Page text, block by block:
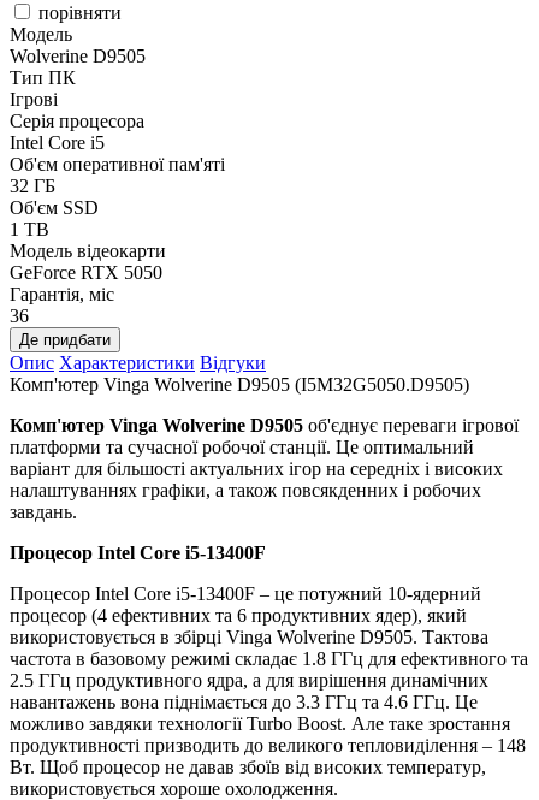
порівняти
Модель
Wolverine D9505
Тип ПК
Ігрові
Серія процесора
Intel Core i5
Об'єм оперативної пам'яті
32 ГБ
Об'єм SSD
1 TB
Модель відеокарти
GeForce RTX 5050
Гарантія, міс
36
Де придбати
Опис Характеристики Відгуки
Комп'ютер Vinga Wolverine D9505 (I5M32G5050.D9505)
Комп'ютер Vinga Wolverine D9505 об'єднує переваги ігрової
платформи та сучасної робочої станції. Це оптимальний
варіант для більшості актуальних ігор на середніх і високих
налаштуваннях графіки, а також повсякденних і робочих
завдань.
Процесор Intel Core i5-13400F
Процесор Intel Core i5-13400F – це потужний 10-ядерний
процесор (4 ефективних та 6 продуктивних ядер), який
використовується в збірці Vinga Wolverine D9505. Тактова
частота в базовому режимі складає 1.8 ГГц для ефективного та
2.5 ГГц продуктивного ядра, а для вирішення динамічних
навантажень вона піднімається до 3.3 ГГц та 4.6 ГГц. Це
можливо завдяки технології Turbo Boost. Але таке зростання
продуктивності призводить до великого тепловиділення – 148
Вт. Щоб процесор не давав збоїв від високих температур,
використовується хороше охолодження.